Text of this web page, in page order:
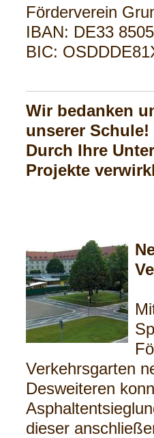
Förderverein
IBAN: DE33
BIC:
Wir bedanken
unserer Schule!
Durch Ihre
Projekte
Verkehrsgarten
Desweiteren
dieser